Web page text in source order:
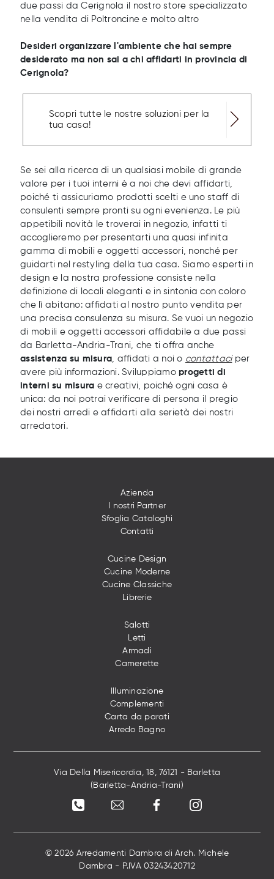
due passi da Cerignola il nostro store specializzato
nella vendita di Poltroncine e molto altro
Desideri organizzare l'ambiente che hai sempre
desiderato ma non sai a chi affidarti in provincia di
Cerignola?
Scopri tutte le nostre soluzioni per la
tua casa!
Se sei alla ricerca di un qualsiasi mobile di grande
valore per i tuoi interni è a noi che devi affidarti,
poiché ti assicuriamo prodotti scelti e uno staff di
consulenti sempre pronti su ogni evenienza. Le più
appetibili novità le troverai in negozio, infatti ti
accoglieremo per presentarti una quasi infinita
gamma di mobili e oggetti accessori, nonché per
guidarti nel restyling della tua casa. Siamo esperti in
design e la nostra professione consiste nella
definizione di locali eleganti e in sintonia con coloro
che lì abitano: affidati al nostro punto vendita per
una precisa consulenza su misura. Se vuoi un negozio
di mobili e oggetti accessori affidabile a due passi
da Barletta-Andria-Trani, che ti offra anche
assistenza su misura, affidati a noi o contattaciper
avere più informazioni. Sviluppiamoprogetti di
interni su misura e creativi, poiché ogni casa è
unica: da noi potrai verificare di persona il pregio
dei nostri arredi e affidarti alla serietà dei nostri
arredatori.
Azienda
I nostri Partner
Sfoglia Cataloghi
Contatti
Cucine Design
Cucine Moderne
Cucine Classiche
Librerie
Salotti
Letti
Armadi
Camerette
Illuminazione
Complementi
Carta da parati
Arredo Bagno
Via Della Misericordia, 18, 76121 - Barletta
(Barletta-Andria-Trani)
© 2026 Arredamenti Dambra di Arch. Michele
Dambra - P.IVA 03243420712